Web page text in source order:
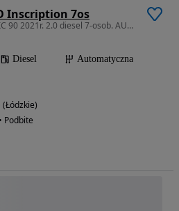
Inscription 7os
1969 cm3 • 235 KM • VOLVO XC 90 2021r. 2.0 diesel 7-osob. AUTOMAT SalonPL AWD Inscription
Diesel
Automatyczna
Podbite